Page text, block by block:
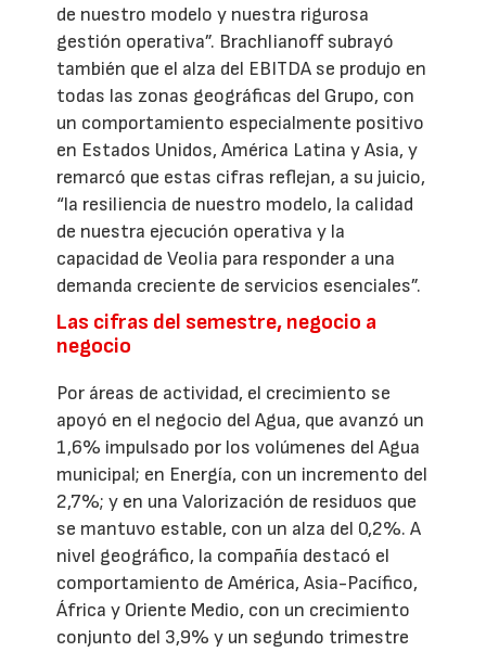
de nuestro modelo y nuestra rigurosa
gestión operativa”. Brachlianoff subrayó
también que el alza del EBITDA se produjo en
todas las zonas geográficas del Grupo, con
un comportamiento especialmente positivo
en Estados Unidos, América Latina y Asia, y
remarcó que estas cifras reflejan, a su juicio,
“la resiliencia de nuestro modelo, la calidad
de nuestra ejecución operativa y la
capacidad de Veolia para responder a una
demanda creciente de servicios esenciales”.
Las cifras del semestre, negocio a
negocio
Por áreas de actividad, el crecimiento se
apoyó en el negocio del Agua, que avanzó un
1,6% impulsado por los volúmenes del Agua
municipal; en Energía, con un incremento del
2,7%; y en una Valorización de residuos que
se mantuvo estable, con un alza del 0,2%. A
nivel geográfico, la compañía destacó el
comportamiento de América, Asia-Pacífico,
África y Oriente Medio, con un crecimiento
conjunto del 3,9% y un segundo trimestre